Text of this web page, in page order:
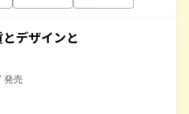
デザインと
発売